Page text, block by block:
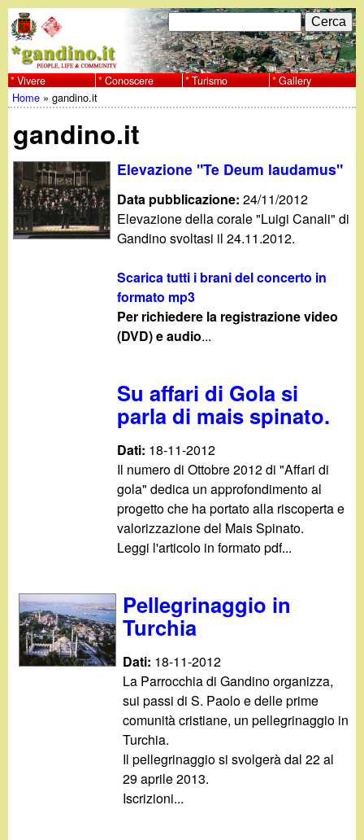
al
contenuto
w
w
w
.
g
F
o
r
d
i
r
c
e
c
a
C
e
r
c
Vivere Conoscere Turismo Gallery
sei
qui
Home »gandino.it
gandino.it
Elevazione "Te Deum laudamus"
Data pubblicazione:24/11/2012
Elevazione della corale "Luigi Canali" di
Gandino svoltasi il 24.11.2012.
Scarica tutti i brani del concerto in
formato mp3
Per richiedere la registrazione video
(DVD) e audio...
Su affari di Gola si
parla di mais spinato.
Dati: 18-11-2012
Il numero di Ottobre 2012 di "Affari di
gola" dedica un approfondimento al
progetto che ha portato alla riscoperta e
valorizzazione del Mais Spinato.
Leggi l'articolo in formato pdf...
Pellegrinaggio in
Turchia
Dati: 18-11-2012
La Parrocchia di Gandino organizza,
sui passi di S. Paolo e delle prime
comunità cristiane, un pellegrinaggio in
Turchia.
Il pellegrinaggio si svolgerà dal 22 al
29 aprile 2013.
Iscrizioni...